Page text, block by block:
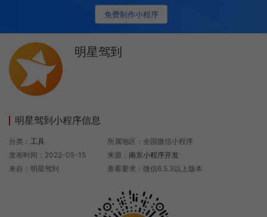
免费制作小程序
明星驾到
明星驾到小程序信息
分类： 工具
发布时间：2022-05-15
来自：明星驾到
所属地区：全国微信小程序
来源： 南京小程序开发
查看要求：微信6.5.3以上版本